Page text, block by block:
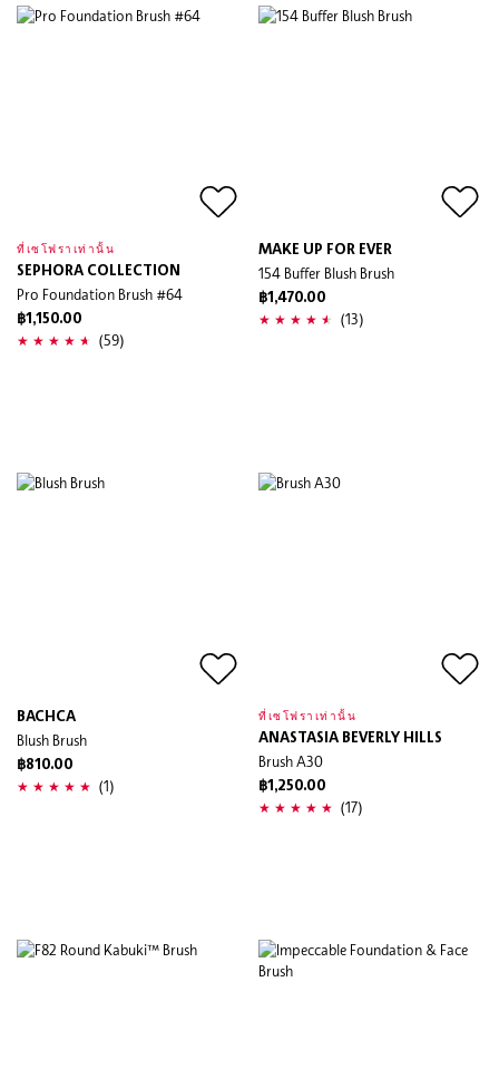
ที่เซโฟราเท่านั้น
SEPHORA COLLECTION
Pro Foundation Brush #64
฿1,150.00
(59)
MAKE UP FOR EVER
154 Buffer Blush Brush
฿1,470.00
(13)
BACHCA
Blush Brush
฿810.00
(1)
ที่เซโฟราเท่านั้น
ANASTASIA BEVERLY HILLS
Brush A30
฿1,250.00
(17)